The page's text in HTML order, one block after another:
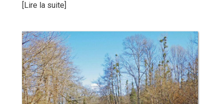
[Lire la suite]